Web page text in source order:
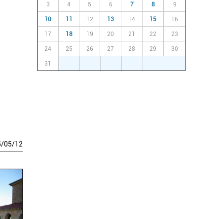
/05/12
3 4 5 6 7 8 9
10 11 12 13 14 15 16
17 18 19 20 21 22 23
24 25 26 27 28 29 30
31